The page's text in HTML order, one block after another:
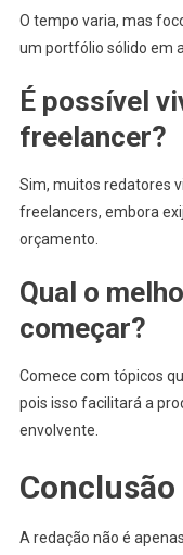
O tempo varia, mas
um portfólio sólido em
É possível
freelancer?
Sim, muitos redatores
freelancers, embora
orçamento.
Qual o
começar?
Comece com tópicos
pois isso facilitará a
envolvente.
Conclusão
A redação não é